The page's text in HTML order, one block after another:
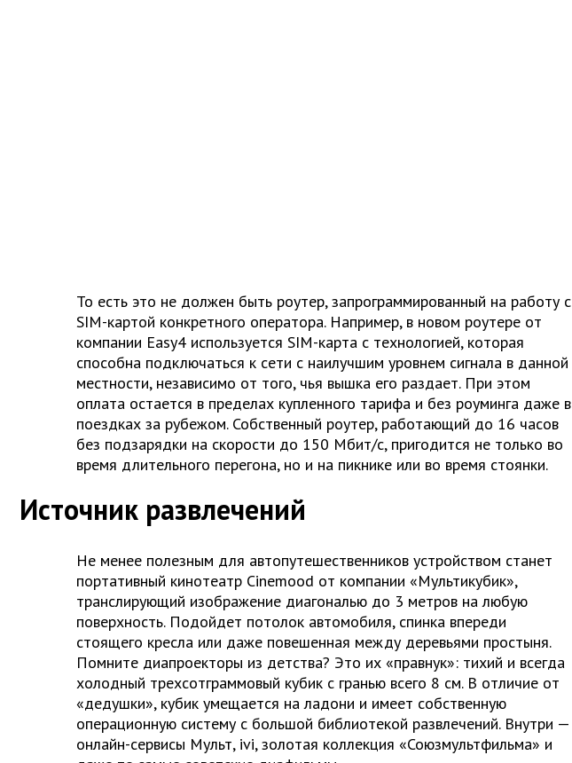
То есть это не должен быть роутер, запрограммированный на работу с
SIM-картой конкретного оператора. Например, в новом роутере от
компании Easy4 используется SIM-карта с технологией, которая
способна подключаться к сети с наилучшим уровнем сигнала в данной
местности, независимо от того, чья вышка его раздает. При этом
оплата остается в пределах купленного тарифа и без роуминга даже в
поездках за рубежом. Собственный роутер, работающий до 16 часов
без подзарядки на скорости до 150 Mбит/c, пригодится не только во
время длительного перегона, но и на пикнике или во время стоянки.
Источник развлечений
Не менее полезным для автопутешественников устройством станет
портативный кинотеатр Cinemood от компании «Мультикубик»,
транслирующий изображение диагональю до 3 метров на любую
поверхность. Подойдет потолок автомобиля, спинка впереди
стоящего кресла или даже повешенная между деревьями простыня.
Помните диапроекторы из детства? Это их «правнук»: тихий и всегда
холодный трехсотграммовый кубик с гранью всего 8 см. В отличие от
«дедушки», кубик умещается на ладони и имеет собственную
операционную систему с большой библиотекой развлечений. Внутри —
онлайн-сервисы Мульт, ivi, золотая коллекция «Союзмультфильма» и